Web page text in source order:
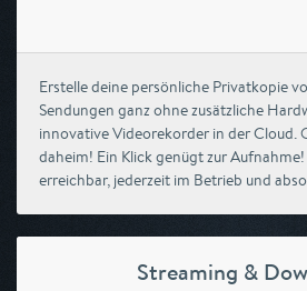
Erstelle deine persönliche Privatkopie
Sendungen ganz ohne zusätzliche
innovative Videorekorder in der Cloud.
daheim! Ein Klick genügt zur Aufnahme!
erreichbar, jederzeit im Betrieb und
Streaming &